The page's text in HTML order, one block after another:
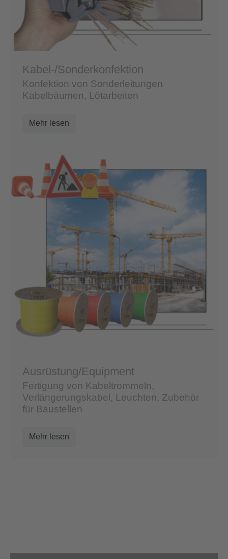
Kabel-/Sonderkonfektion
Konfektion von Sonderleitungen
Kabelbäumen, Lötarbeiten
Mehr lesen
Ausrüstung/Equipment
Fertigung von Kabeltrommeln,
Verlängerungskabel, Leuchten, Zubehör
für Baustellen
Mehr lesen